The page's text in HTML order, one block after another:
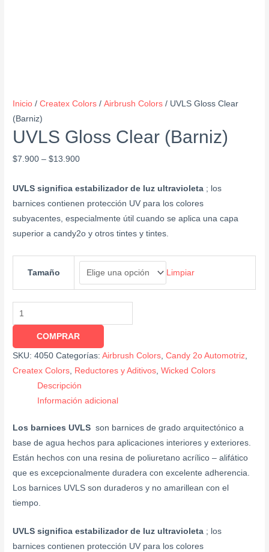
Inicio /Createx Colors /Airbrush Colors / UVLS Gloss Clear
(Barniz)
UVLS Gloss Clear (Barniz)
$7.900 – $13.900
UVLS significa estabilizador de luz ultravioleta ; los
barnices contienen protección UV para los colores
subyacentes, especialmente útil cuando se aplica una capa
superior a candy2o y otros tintes y tintes.
Tamaño Limpiar
COMPRAR
SKU:4050 Categorías:Airbrush Colors ,Candy 2o Automotriz
Createx Colors
Reductores y Aditivos ,Wicked Colors
Descripción
Información adicional
Los barnices UVLS son barnices de grado arquitectónico a
base de agua hechos para aplicaciones interiores y exteriores.
Están hechos con una resina de poliuretano acrílico – alifático
que es excepcionalmente duradera con excelente adherencia.
Los barnices UVLS son duraderos y no amarillean con el
tiempo.
UVLS significa estabilizador de luz ultravioleta ; los
barnices contienen protección UV para los colores